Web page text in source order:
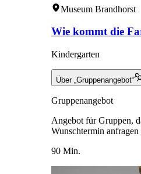
Museum Brandhorst
Wie kommt die
Kindergarten
Über „Gruppenangebot“
Gruppenangebot
Angebot für Gruppen,
Wunschtermin anfragen
90 Min.